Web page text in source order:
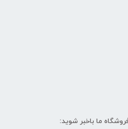
ما باخبر شوید: